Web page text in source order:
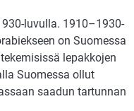
luvulla. 1910–1930-
on Suomessa
lepakkojen
Suomessa ollut
saadun tartunnan